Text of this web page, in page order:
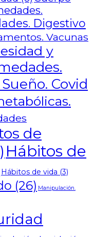
Digestivo
Vacunas
y
Covid
de
Hábitos de
Hábitos de vida (3)
(26) Manipulación.